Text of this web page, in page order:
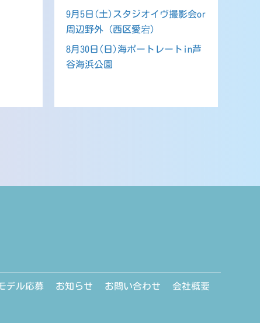
9月5日(土)スタジオイヴ撮影会or
周辺野外（西区愛宕）
8月30日(日)海ポートレートin芦
谷海浜公園
デル応募 お知らせ お問い合わせ 会社概要